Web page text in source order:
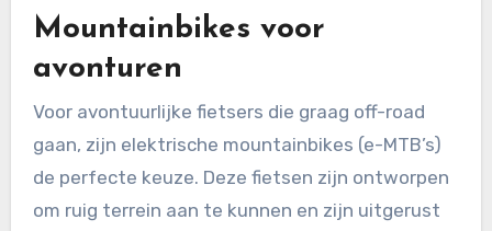
Mountainbikes voor
avonturen
Voor avontuurlijke fietsers die graag off-road
gaan, zijn elektrische mountainbikes (e-MTB’s)
de perfecte keuze. Deze fietsen zijn ontworpen
om ruig terrein aan te kunnen en zijn uitgerust